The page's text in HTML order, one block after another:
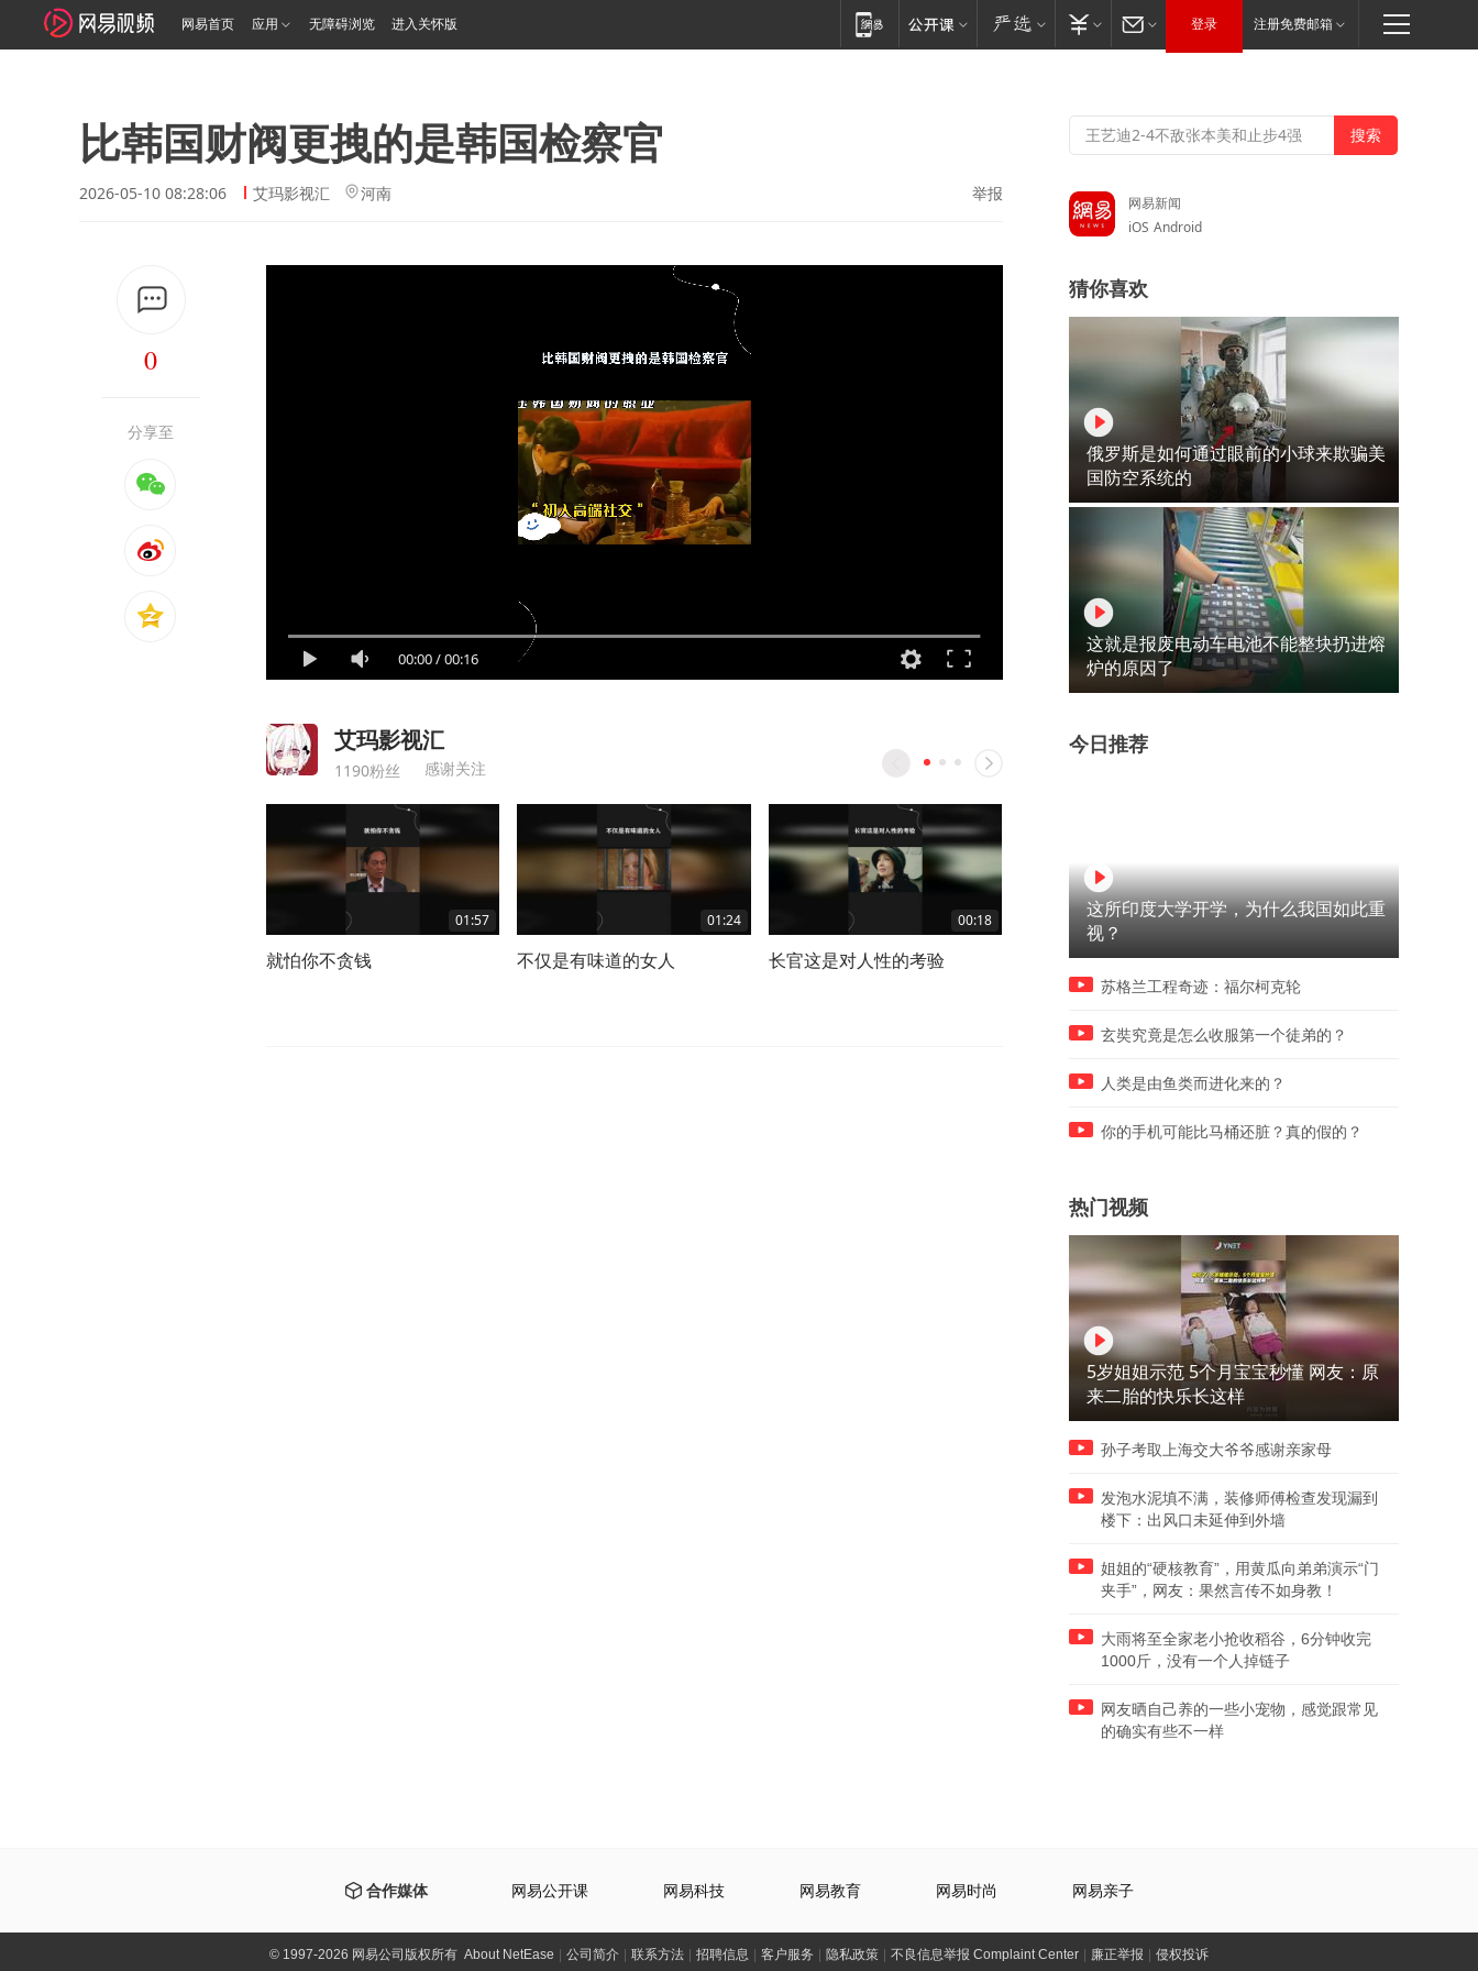
网易首页 应用 无障碍浏览 进入关怀版 登录 注册免费邮箱
比韩国财阀更拽的是韩国检察官
2026-05-10 08:28:06 艾玛影视汇 河南 举报
0
分享至
00:00/00:16
艾玛影视汇
1190粉丝 感谢关注
01:57
就怕你不贪钱
01:24
不仅是有味道的女人
00:18
长官这是对人性的考验
01:07
偷工减料真可耻啊 就是看见也不敢说
网易新闻
iOS Android
猜你喜欢
俄罗斯是如何通过眼前的小球来欺骗美
国防空系统的
这就是报废电动车电池不能整块扔进熔
炉的原因了
今日推荐
这所印度大学开学，为什么我国如此重
视？
苏格兰工程奇迹：福尔柯克轮
玄奘究竟是怎么收服第一个徒弟的？
人类是由鱼类而进化来的？
你的手机可能比马桶还脏？真的假的？
热门视频
5岁姐姐示范 5个月宝宝秒懂 网友：原
来二胎的快乐长这样
孙子考取上海交大爷爷感谢亲家母
发泡水泥填不满，装修师傅检查发现漏到
楼下：出风口未延伸到外墙
姐姐的“硬核教育”，用黄瓜向弟弟演示“门
夹手”，网友：果然言传不如身教！
大雨将至全家老小抢收稻谷，6分钟收完
1000斤，没有一个人掉链子
网友晒自己养的一些小宠物，感觉跟常见
的确实有些不一样
合作媒体 网易公开课 网易科技 网易教育 网易时尚 网易亲子
©1997-2026 网易公司版权所有 About NetEase 公司简介 联系方法 招聘信息 客户服务 隐私政策 不良信息举报 Complaint Center 廉正举报 侵权投诉